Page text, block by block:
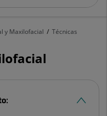
y Maxilofacial Técnicas